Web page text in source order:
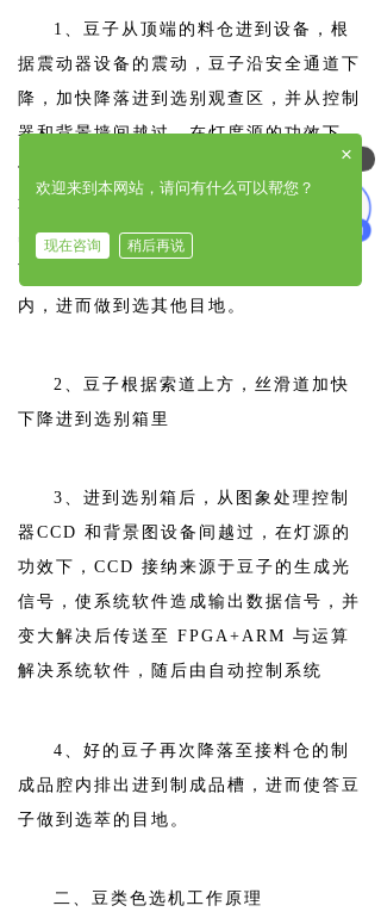
1、豆子从顶端的料仓进到设备，根
据震动器设备的震动，豆子沿安全通道下
降，加快降落进到选别观查区，并从控制
器和背景墙间越过。在灯度源的功效下，
依据光知的高低及色调转变，使系统软件
造成输出数据信号驱动器继电器工作中吹
出来异色豆子吹至接料仓的废弃物腔内，
而好的豆子再次降落至接料仓制成品腔
内，进而做到选其他目地。
2、豆子根据索道上方，丝滑道加快
下降进到选别箱里
3、进到选别箱后，从图象处理控制
器CCD 和背景图设备间越过，在灯源的
功效下，CCD 接纳来源于豆子的生成光
信号，使系统软件造成输出数据信号，并
变大解决后传送至 FPGA+ARM 与运算
解决系统软件，随后由自动控制系统
4、好的豆子再次降落至接料仓的制
成品腔内排出进到制成品槽，进而使答豆
子做到选萃的目地。
二、豆类色选机工作原理
可以介绍下你们的产品么
×
欢迎来到本网站，请问有什么可以帮您？
现在咨询 稍后再说